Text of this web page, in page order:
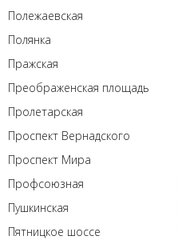
Полежаевская
Полянка
Пражская
Преображенская площадь
Пролетарская
Проспект Вернадского
Проспект Мира
Профсоюзная
Пушкинская
Пятницкое шоссе